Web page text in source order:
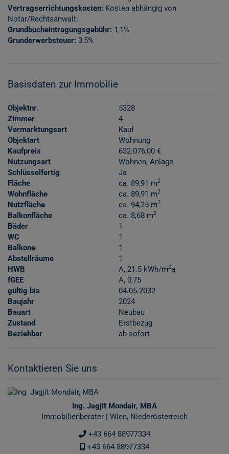
Vertragserrichtungskosten: Kosten abhängig von
Notar/Rechtsanwalt.
Grundbucheintragungsgebühr: 1,1%
Grunderwerbsteuer: 3,5%
Basisdaten zur Immobilie
Objektnr.
5328
Zimmer
4
Vermarktungsart
Kauf
Objektart
Wohnung
Kaufpreis
632.076,00 €
Nutzungsart
Wohnen Anlage
Schlüsselfertig
Ja
Fläche
ca. 89,91 m2
Wohnfläche ca. 89,91 m2
Nutzfläche ca. 94,25 m2
Balkonfläche ca. 8,68 m2
Bäder
1
WC
1
Balkone
1
Abstellräume
1
HWB
A, 21.5 kWh/m2a
fGEE
A, 0,75
gültig bis
04.05.2032
Baujahr
2024
Bauart
Neubau
Zustand
Erstbezug
Beziehbar
ab sofort
Kontaktieren Sie uns
Ing. Jagjit Mondair, MBA
Immobilienberater | Wien, Niederösterreich
+43 664 88977334
+43 664 88977334